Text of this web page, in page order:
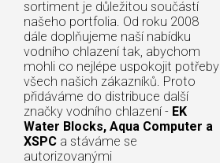
sortiment je důležitou součástí
našeho portfolia. Od roku 2008
dále doplňujeme naší nabídku
vodního chlazení tak, abychom
mohli co nejlépe uspokojit potřeby
všech našich zákazníků. Proto
přidáváme do distribuce další
značky vodního chlazení - EK
Water Blocks, Aqua Computer a
XSPC a stáváme se
autorizovanými